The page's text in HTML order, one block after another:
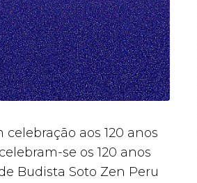
aos 120 anos
se os 120 anos
Budista Soto Zen Peru